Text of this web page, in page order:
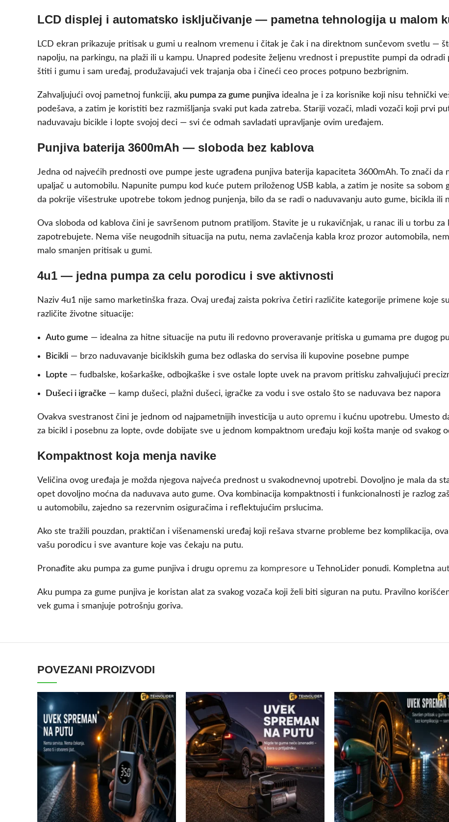
LCD displej i automatsko isključivanje — pametna tehnologija u malom
LCD ekran prikazuje pritisak u gumi u realnom vremenu i čitak je čak i na direktnom sunčevom svetlu —
napolju, na parkingu, na plaži ili u kampu. Unapred podesite željenu vrednost i prepustite pumpi da odradi
štiti i gumu i sam uređaj, produžavajući vek trajanja oba i čineći ceo proces potpuno bezbrignim.
Zahvaljujući ovoj pametnoj funkciji, aku pumpa za gume punjiva idealna je i za korisnike koji nisu tehnički
podešava, a zatim je koristiti bez razmišljanja svaki put kada zatreba. Stariji vozači, mladi vozači koji prvi
naduvavaju bicikle i lopte svojoj deci — svi će odmah savladati upravljanje ovim uređajem.
Punjiva baterija 3600mAh — sloboda bez kablova
Jedna od najvećih prednosti ove pumpe jeste ugrađena punjiva baterija kapaciteta 3600mAh. To znači
upaljač u automobilu. Napunite pumpu kod kuće putem priloženog USB kabla, a zatim je nosite sa
da pokrije višestruke upotrebe tokom jednog punjenja, bilo da se radi o naduvavanju auto gume, bicikla ili
Ova sloboda od kablova čini je savršenom putnom pratiljom. Stavite je u rukavičnjak, u ranac ili u torbu
zapotrebujete. Nema više neugodnih situacija na putu, nema zavlačenja kabla kroz prozor automobila,
malo smanjen pritisak u gumi.
4u1 — jedna pumpa za celu porodicu i sve aktivnosti
Naziv 4u1 nije samo marketinška fraza. Ovaj uređaj zaista pokriva četiri različite kategorije primene koje
različite životne situacije:
Auto gume — idealna za hitne situacije na putu ili redovno proveravanje pritiska u gumama pre dugog
Bicikli — brzo naduvavanje biciklskih guma bez odlaska do servisa ili kupovine posebne pumpe
Lopte — fudbalske, košarkaške, odbojkaške i sve ostale lopte uvek na pravom pritisku zahvaljujući
Dušeci i igračke — kamp dušeci, plažni dušeci, igračke za vodu i sve ostalo što se naduvava bez napora
Ovakva svestranost čini je jednom od najpametnijih investicija u auto opremu i kućnu upotrebu. Umesto
za bicikl i posebnu za lopte, ovde dobijate sve u jednom kompaktnom uređaju koji košta manje od svakog
Kompaktnost koja menja navike
Veličina ovog uređaja je možda njegova najveća prednost u svakodnevnoj upotrebi. Dovoljno je mala da
opet dovoljno moćna da naduvava auto gume. Ova kombinacija kompaktnosti i funkcionalnosti je razlog
u automobilu, zajedno sa rezervnim osiguračima i reflektujućim prslucima.
Ako ste tražili pouzdan, praktičan i višenamenski uređaj koji rešava stvarne probleme bez komplikacija,
vašu porodicu i sve avanture koje vas čekaju na putu.
Pronađite aku pumpa za gume punjiva i drugu opremu za kompresore u TehnoLider ponudi. Kompletna
Aku pumpa za gume punjiva je koristan alat za svakog vozača koji želi biti siguran na putu. Pravilno
vek guma i smanjuje potrošnju goriva.
POVEZANI PROIZVODI